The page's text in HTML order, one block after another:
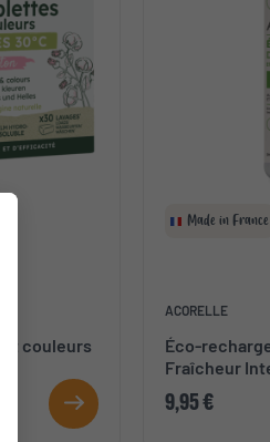
couleurs
Made in France
ACORELLE
Éco-
Fraîcheur
9,95 €